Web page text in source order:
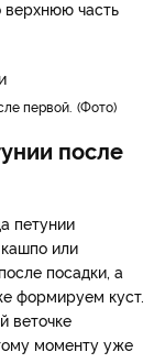
верхнюю часть
первой. Фото
после
петунии
или
посадки, а
формируем куст.
веточке
моменту уже